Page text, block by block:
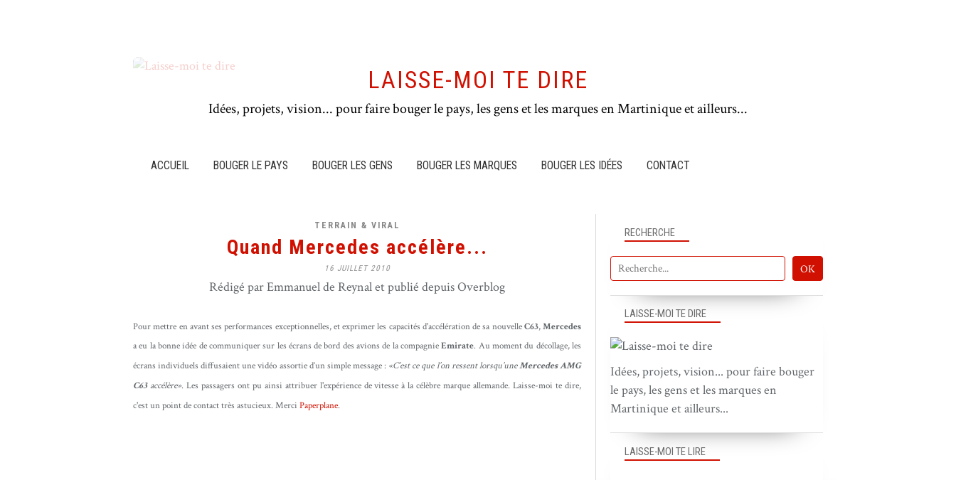
LAISSE-MOI TE DIRE
Idées, projets, vision... pour faire bouger le pays, les gens et les marques en Martinique et ailleurs...
ACCUEIL BOUGER LE PAYS BOUGER LES GENS BOUGER LES MARQUES BOUGER LES IDÉES CONTACT
TERRAIN & VIRAL
Quand Mercedes accélère...
16 JUILLET 2010
Rédigé par Emmanuel de Reynal et publié depuis Overblog
Pour mettre en avant ses performances exceptionnelles, et exprimer les capacités d'accélération de sa nouvelleC63,Mercedes
a eu la bonne idée de communiquer sur les écrans de bord des avions de la compagnieEmirate. Au moment du décollage, les
écrans individuels diffusaient une vidéo assortie d’un simple message : «C’est ce que l’on ressent lorsqu’uneMercedes AMG
C63accélère». Les passagers ont pu ainsi attribuer l'expérience de vitesse à la célèbre marque allemande. Laisse-moi te dire,
c'est un point de contact très astucieux. Merci Paperplane.
RECHERCHE
LAISSE-MOI TE DIRE
Idées, projets, vision... pour faire bouger
le pays, les gens et les marques en
Martinique et ailleurs...
LAISSE-MOI TE LIRE